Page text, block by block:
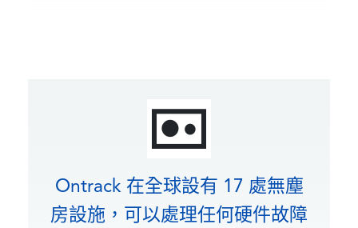
Ontrack 在全球設有 17 處無塵
房設施，可以處理任何硬件故障